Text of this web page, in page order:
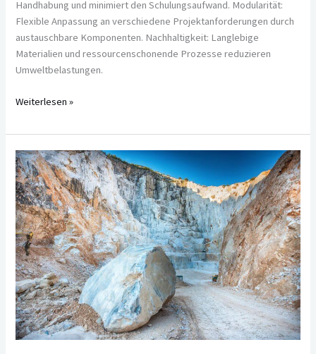
Handhabung und minimiert den Schulungsaufwand. Modularität:
Flexible Anpassung an verschiedene Projektanforderungen durch
austauschbare Komponenten. Nachhaltigkeit: Langlebige
Materialien und ressourcenschonende Prozesse reduzieren
Umweltbelastungen.
Weiterlesen »
Unzerstörbar?
Die
härtesten
Materialien
der
Erde
im
Check